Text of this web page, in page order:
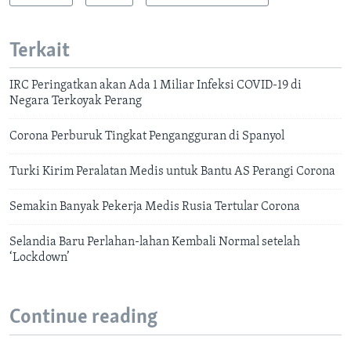
Terkait
IRC Peringatkan akan Ada 1 Miliar Infeksi COVID-19 di
Negara Terkoyak Perang
Corona Perburuk Tingkat Pengangguran di Spanyol
Turki Kirim Peralatan Medis untuk Bantu AS Perangi Corona
Semakin Banyak Pekerja Medis Rusia Tertular Corona
Selandia Baru Perlahan-lahan Kembali Normal setelah
‘Lockdown’
Continue reading